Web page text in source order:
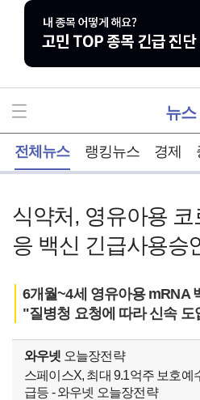
뉴스
전체뉴스 랭킹뉴스 경제
식약처, 영유아용 코
응 백신 긴급사용승
6개월~4세 영유아용 mRNA
"질병청 요청에 따라 신속 도
와우넷 오늘장전략
스페이스X, 최대 9.1억주 보호예
급등 - 와우넷 오늘장전략